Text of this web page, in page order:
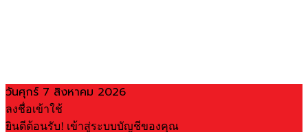
วันศุกร์ 7 สิงหาคม 2026
ลงชื่อเข้าใช้
ยินดีต้อนรับ! เข้าสู่ระบบบัญชีของคุณ